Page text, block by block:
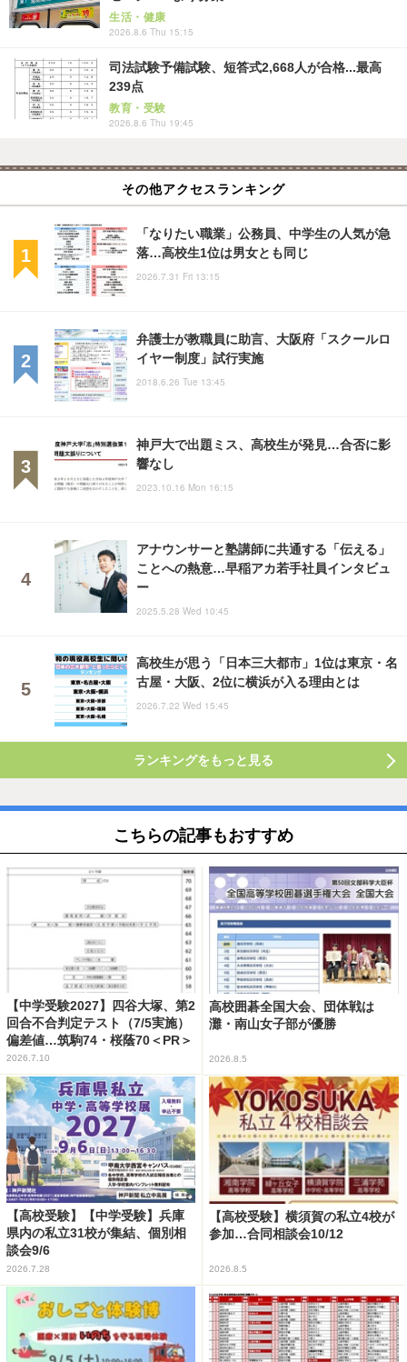
生活・健康
2026.8.6 Thu 15:15
司法試験予備試験、短答式2,668人が合格...最高
239点
教育・受験
2026.8.6 Thu 19:45
その他アクセスランキング
「なりたい職業」公務員、中学生の人気が急
落…高校生1位は男女とも同じ
2026.7.31 Fri 13:15
弁護士が教職員に助言、大阪府「スクールロ
イヤー制度」試行実施
2018.6.26 Tue 13:45
神戸大で出題ミス、高校生が発見…合否に影
響なし
2023.10.16 Mon 16:15
アナウンサーと塾講師に共通する「伝える」
ことへの熱意…早稲アカ若手社員インタビュ
ー
2025.5.28 Wed 10:45
高校生が思う「日本三大都市」1位は東京・名
古屋・大阪、2位に横浜が入る理由とは
2026.7.22 Wed 15:45
ランキングをもっと見る
こちらの記事もおすすめ
【中学受験2027】四谷大塚、第2
回合不合判定テスト（7/5実施）
偏差値…筑駒74・桜蔭70＜PR＞
2026.7.10
高校囲碁全国大会、団体戦は
灘・南山女子部が優勝
2026.8.5
【高校受験】【中学受験】兵庫
県内の私立31校が集結、個別相
談会9/6
2026.7.28
【高校受験】横須賀の私立4校が
参加…合同相談会10/12
2026.8.5